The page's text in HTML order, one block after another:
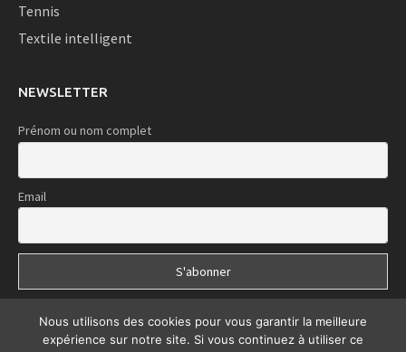
Tennis
Textile intelligent
NEWSLETTER
Prénom ou nom complet
Email
Nous utilisons des cookies pour vous garantir la meilleure
expérience sur notre site. Si vous continuez à utiliser ce